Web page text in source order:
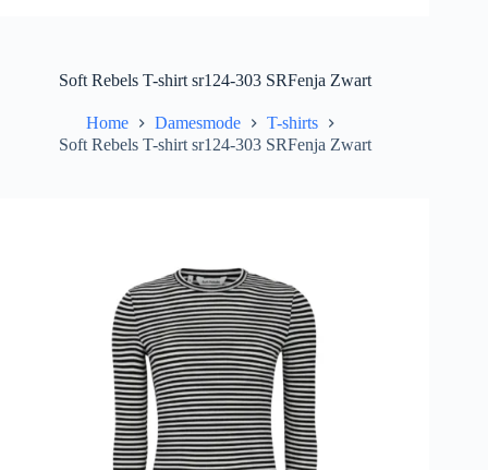
Soft Rebels T-shirt sr124-303 SRFenja Zwart
Home Damesmode
T-shirts
Soft Rebels T-shirt sr124-303 SRFenja Zwart